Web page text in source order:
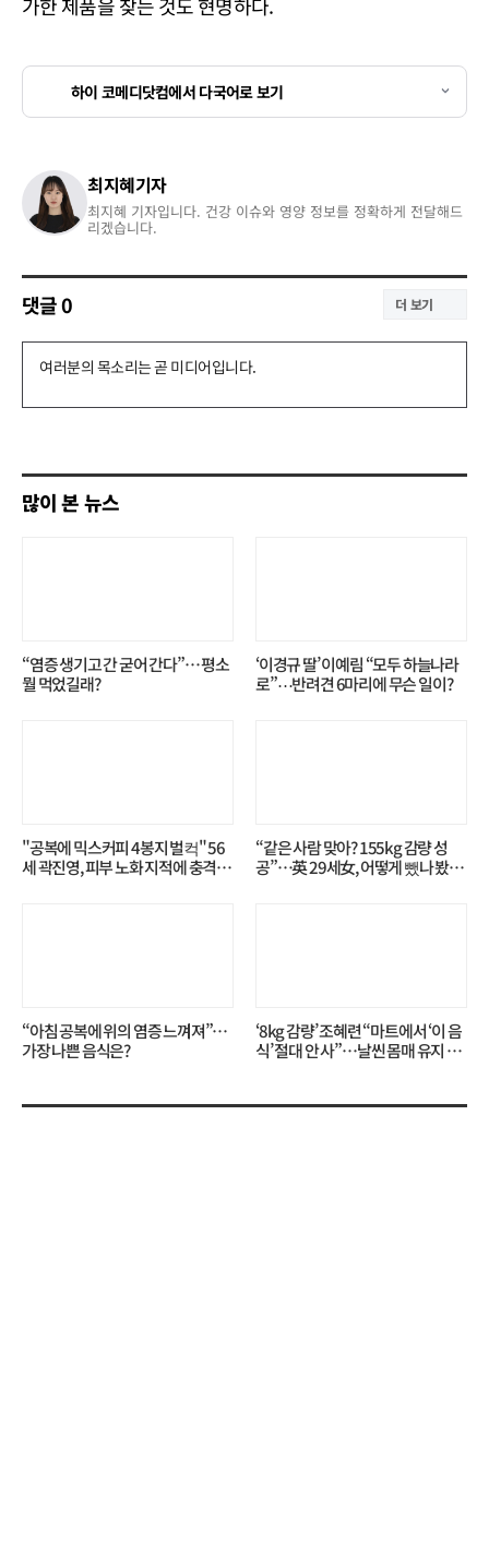
가한 제품을 찾는 것도 현명하다.
하이 코메디닷컴에서 다국어로 보기
최지혜기자
최지혜 기자입니다. 건강 이슈와 영양 정보를 정확하게 전달해드
리겠습니다.
댓글0 더 보기
댓
기
많이 본 뉴스
“염증 생기고 간 굳어 간다”… 평소
뭘 먹었길래?
‘이경규 딸’ 이예림 “모두 하늘나라
로”⋯반려견 6마리에 무슨 일이?
"공복에 믹스커피 4봉지 벌컥" 56
세 곽진영, 피부 노화 지적에 충격…
“같은 사람 맞아? 155kg 감량 성
공”…英 29세女, 어떻게 뺐나 봤더
“아침 공복에 위의 염증 느껴져”…
가장 나쁜 음식은?
‘8kg 감량’ 조혜련 “마트에서 ‘이 음
식’ 절대 안 사”…날씬 몸매 유지 비